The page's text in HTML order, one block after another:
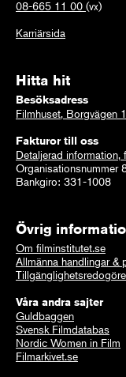
08-665 11 00 (vx)
Karriärsida
Hitta hit
Besöksadress
Filmhuset, Borgvägen
Fakturor till oss
Detaljerad information,
Organisationsnummer
Bankgiro: 331-1008
Övrig
Om filminstitutet.se
Allmänna handlingar &
Våra andra sajter
Guldbaggen
Svensk Filmdatabas
Nordic Women in Film
Filmarkivet.se